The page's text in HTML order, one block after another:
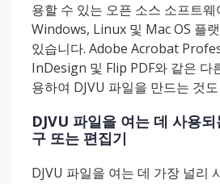
용할 수 있는 오픈 소스 소프트
Windows, Linux 및 Mac OS 플
있습니다. Adobe Acrobat
InDesign 및 Flip PDF와 같은 다
용하여 DJVU 파일을 만드는 것
DJVU 파일을 여는 데 사용
구 또는 편집기
DJVU 파일을 여는 데 가장 널리